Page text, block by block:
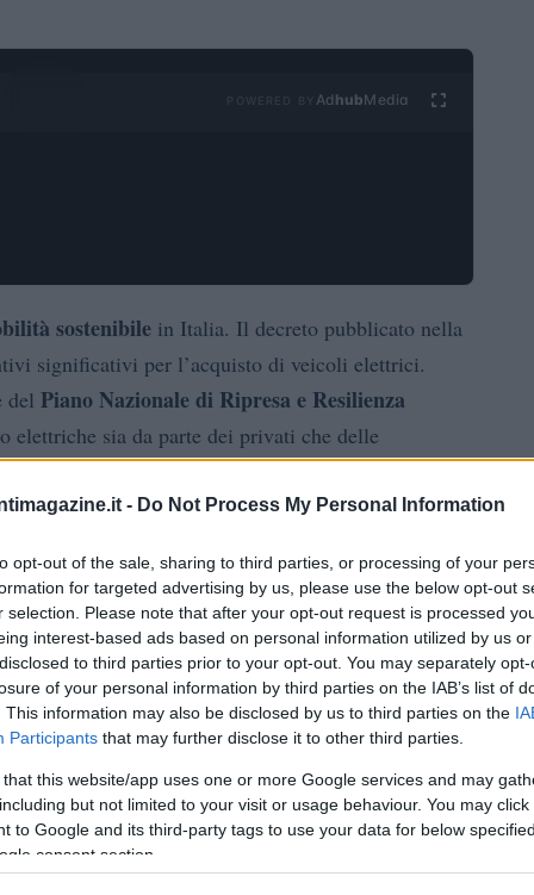
- Do Not Process My Personal Information
opt-out of the sale, sharing to third parties, or processing of your
for targeted advertising by us, please use the below opt-out
selection. Please note that after your opt-out request is processed
interest-based ads based on personal information utilized by us
to third parties prior to your opt-out. You may separately
of your personal information by third parties on the IAB’s list of
This information may also be disclosed by us to third parties on the
Participants that may further disclose it to other third parties.
that this website/app uses one or more Google services and may
but not limited to your visit or usage behaviour. You may
to Google and its third-party tags to use your data for below
consent section.
Ad hubMedia
sostenibile in Italia. Il decreto pubblicato nella
significativi per l’acquisto di veicoli elettrici.
del Piano Nazionale di Ripresa e Resilienza
elettriche sia da parte dei privati che delle
decreto
fino a11.000 europer i cittadini che decidono di
per le microimprese che investono in veicoli
è necessario rottamare un veicolo a motore
entro il 30 giugno 2026.
che il lancio della misura è legato alla
aree urbane. Questo criterio sarà fondamentale
verrà erogato comesconto immediatoal
alle nuove tecnologie di mobilità.